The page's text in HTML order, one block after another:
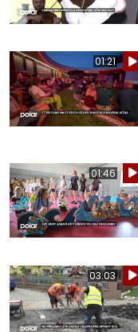
01:21
01:46
03:03